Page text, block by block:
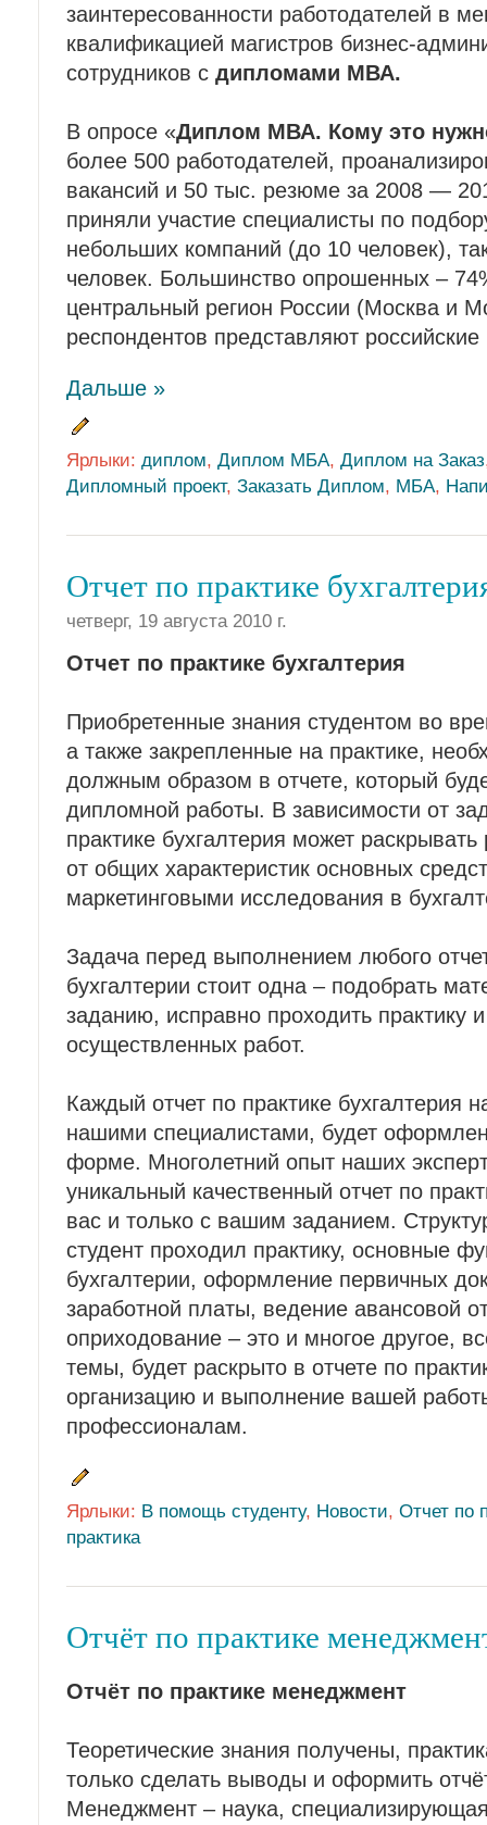
заинтересованности работодателей в
квалификацией магистров бизнес-
сотрудников с дипломами МВА.
В опросе «Диплом МВА. Кому это
более 500 работодателей,
вакансий и 50 тыс. резюме за 2008 —
приняли участие специалисты по
небольших компаний (до 10 человек),
человек. Большинство опрошенных –
центральный регион России (Москва и
респондентов представляют
Дальше »
Ярлыки: диплом, Диплом МБА, Диплом на Заказ
Дипломный проект, Заказать Диплом, МБА,
Отчет по практике
четверг, 19 августа 2010 г.
Отчет по практике бухгалтерия
Приобретенные знания студентом во
а также закрепленные на практике,
должным образом в отчете, который
дипломной работы. В зависимости от
практике бухгалтерия может
от общих характеристик основных
маркетинговыми исследования в
Задача перед выполнением любого
бухгалтерии стоит одна – подобрать
заданию, исправно проходить практику
осуществленных работ.
Каждый отчет по практике бухгалтерия
нашими специалистами, будет
форме. Многолетний опыт наших
уникальный качественный отчет по
вас и только с вашим заданием.
студент проходил практику, основные
бухгалтерии, оформление первичных
заработной платы, ведение авансовой
оприходование – это и многое другое,
темы, будет раскрыто в отчете по
организацию и выполнение вашей
профессионалам.
Ярлыки: В помощь студенту, Новости, Отчет по
практика
Отчёт по практике
Отчёт по практике менеджмент
Теоретические знания получены,
только сделать выводы и оформить
Менеджмент – наука,